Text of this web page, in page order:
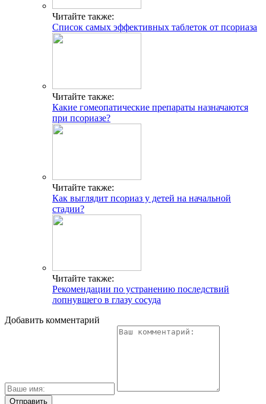
Читайте также:
Список самых эффективных таблеток от псориаза
Читайте также:
Какие гомеопатические препараты назначаются
при псориазе?
Читайте также:
Как выглядит псориаз у детей на начальной
стадии?
Читайте также:
Рекомендации по устранению последствий
лопнувшего в глазу сосуда
Добавить комментарий